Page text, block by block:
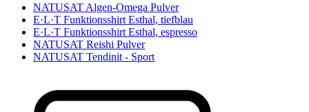
NATUSAT Algen-Omega Pulver
E·L·T Funktionsshirt Esthal, tiefblau
E·L·T Funktionsshirt Esthal, espresso
NATUSAT Reishi Pulver
NATUSAT Tendinit - Sport